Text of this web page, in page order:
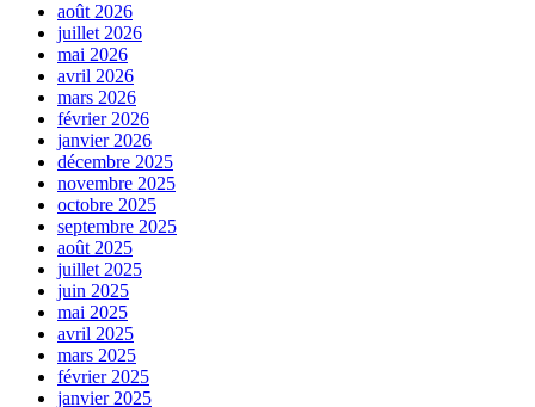
août 2026
juillet 2026
mai 2026
avril 2026
mars 2026
février 2026
janvier 2026
décembre 2025
novembre 2025
octobre 2025
septembre 2025
août 2025
juillet 2025
juin 2025
mai 2025
avril 2025
mars 2025
février 2025
janvier 2025